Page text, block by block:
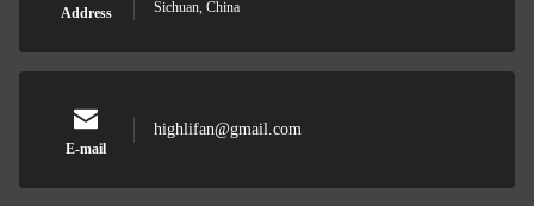
Address
Sichuan, China
E-mail
highlifan@gmail.com